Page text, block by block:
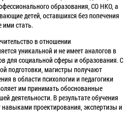
образования, СО НКО, а
детей, оставшихся без попечения
стать.
в отношении
уникальной и не имеет аналогов в
для социальной сферы и образования. С
подготовки, магистры получают
в области психологии и педагогики
им принимать обоснованные
деятельности. В результате обучения
проектирования, экспертизы и